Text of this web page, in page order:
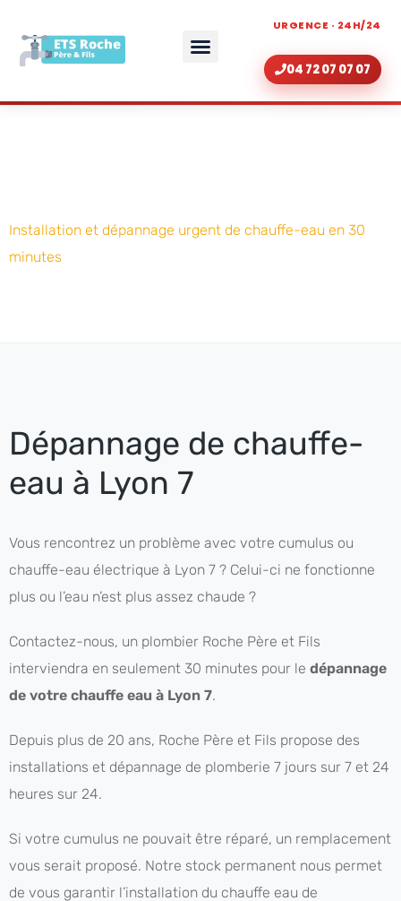
URGENCE · 24H/24
04 72 07 07 07
Installation et dépannage urgent de chauffe-eau en 30
minutes
Dépannage de chauffe-
eau à Lyon 7
Vous rencontrez un problème avec votre cumulus ou
chauffe-eau électrique à Lyon 7 ? Celui-ci ne fonctionne
plus ou l’eau n’est plus assez chaude ?
Contactez-nous, un plombier Roche Père et Fils
interviendra en seulement 30 minutes pour le dépannage
de votre chauffe eau à Lyon 7.
Depuis plus de 20 ans, Roche Père et Fils propose des
installations et dépannage de plomberie 7 jours sur 7 et 24
heures sur 24.
Si votre cumulus ne pouvait être réparé, un remplacement
vous serait proposé. Notre stock permanent nous permet
de vous garantir l’installation du chauffe eau de